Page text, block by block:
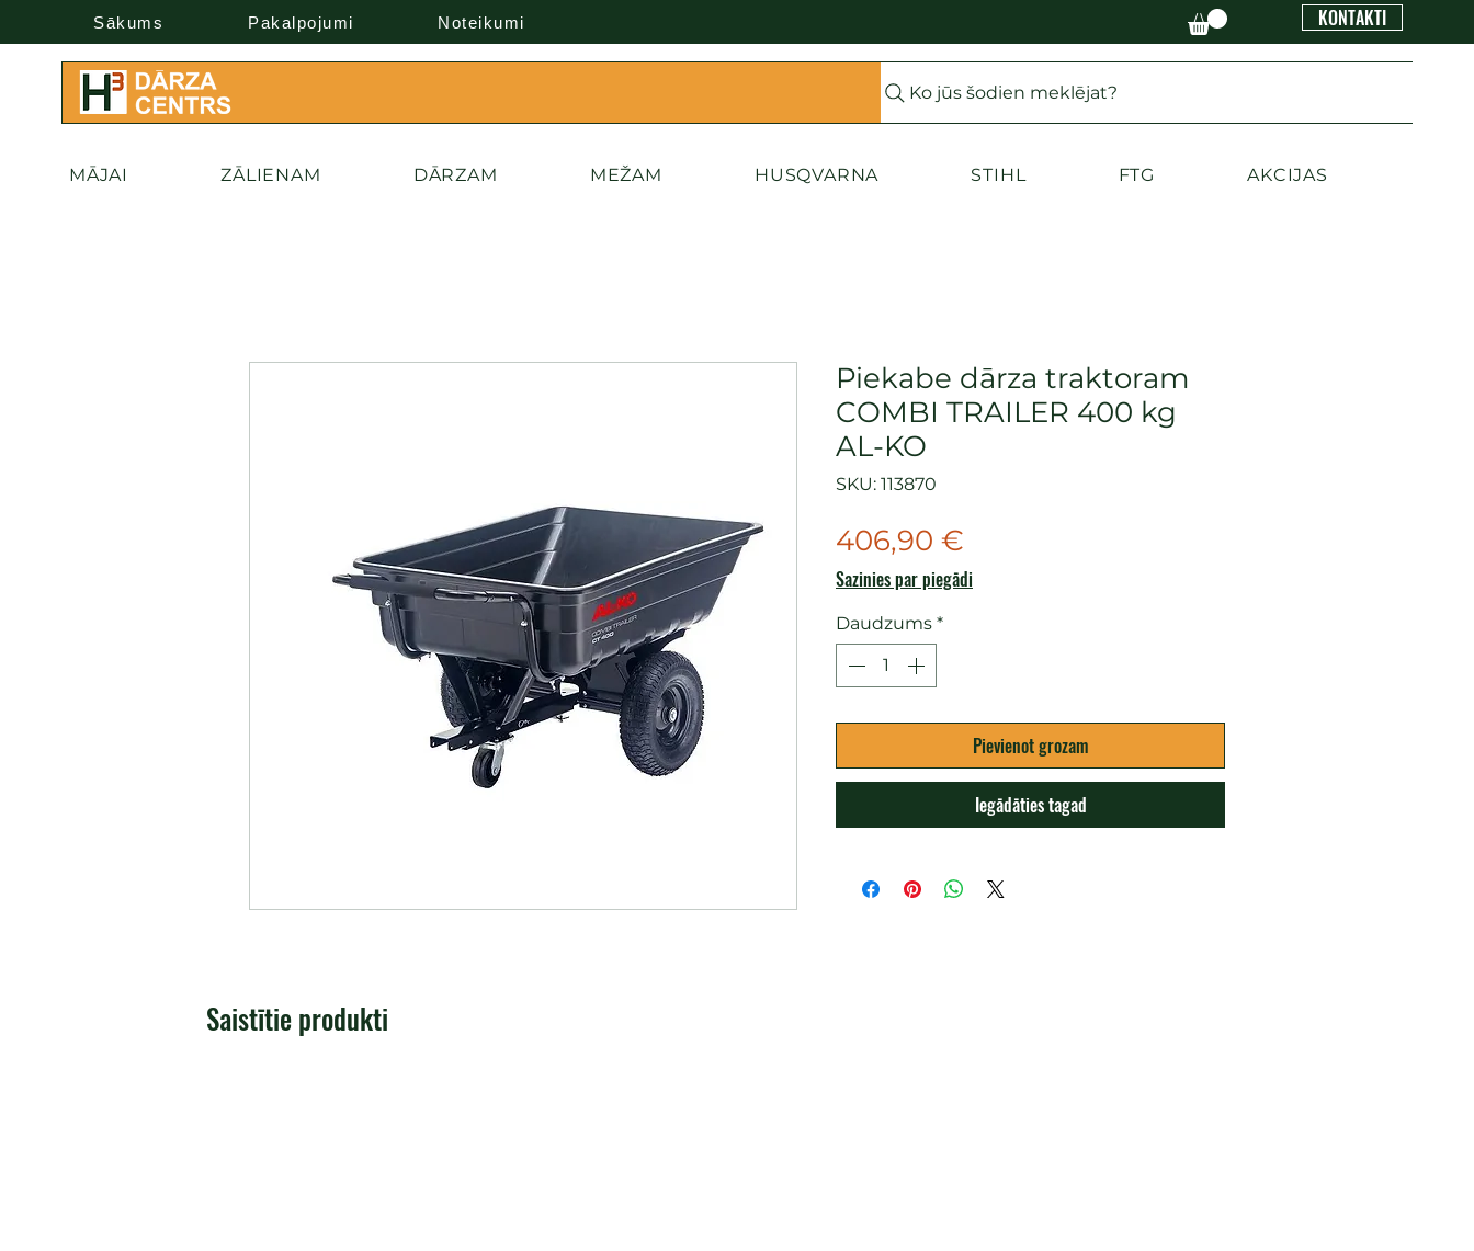
Sākums Pakalpojumi Noteikumi KONTAKTI
Ko jūs šodien meklējat?
MĀJAI ZĀLIENAM DĀRZAM MEŽAM HUSQVARNA STIHL FTG AKCIJAS
Piekabe dārza traktoram
COMBI TRAILER 400 kg
AL-KO
SKU: 113870
406,90 €
Sazinies par piegādi
Daudzums *
Pievienot grozam
Iegādāties tagad
Saistītie produkti